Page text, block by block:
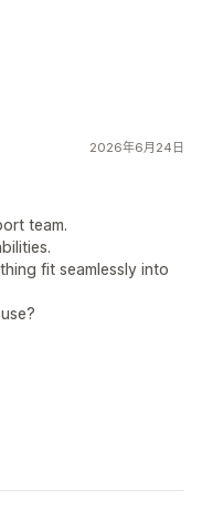
2026年6月24日
team.
fit seamlessly into